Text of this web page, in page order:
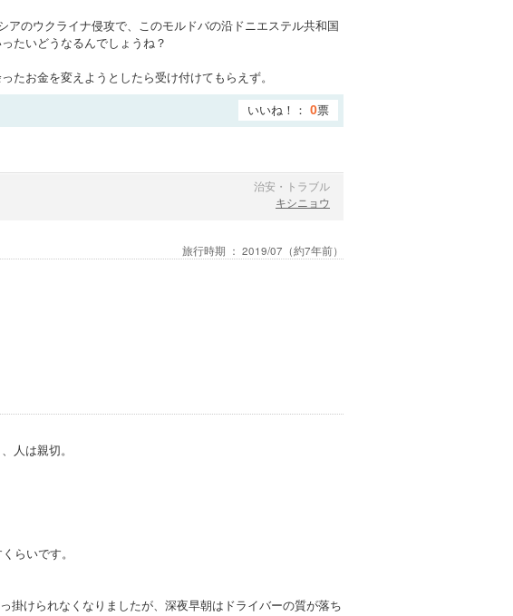
のウクライナ侵攻で、このモルドバの沿ドニエステル共和国
たいどうなるんでしょうね？
たお金を変えようとしたら受け付けてもらえず。
いいね！： 0票
治安・トラブル
キシニョウ
旅行時期 ： 2019/07 （約7年前）
人は親切。
らいです。
掛けられなくなりましたが、深夜早朝はドライバーの質が落ち